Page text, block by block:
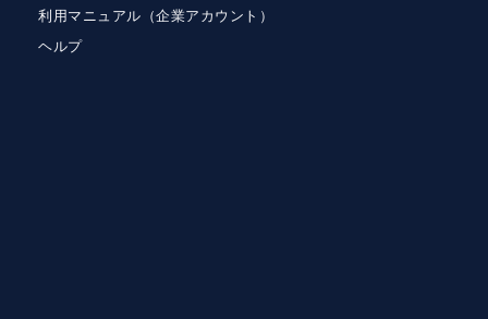
利用マニュアル（企業アカウント）
ヘルプ